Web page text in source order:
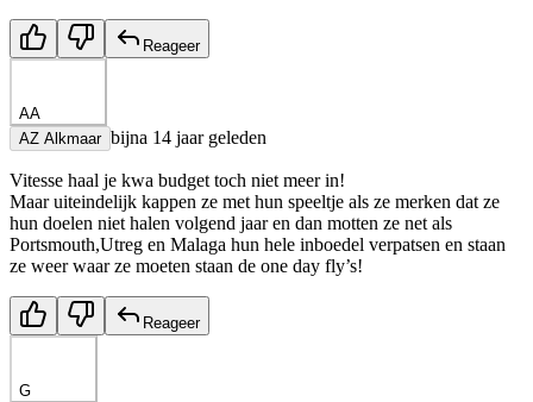
Reageer
AA
AZ Alkmaar bijna 14 jaar geleden
Vitesse haal je kwa budget toch niet meer in!
Maar uiteindelijk kappen ze met hun speeltje als ze merken dat ze
hun doelen niet halen volgend jaar en dan motten ze net als
Portsmouth,Utreg en Malaga hun hele inboedel verpatsen en staan
ze weer waar ze moeten staan de one day fly’s!
Reageer
G